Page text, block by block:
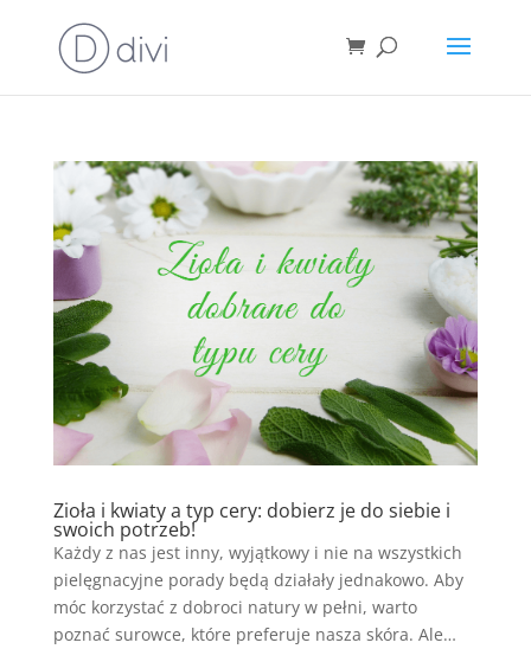
Zioła i kwiaty a typ cery: dobierz je do siebie i
swoich potrzeb!
Każdy z nas jest inny, wyjątkowy i nie na wszystkich
pielęgnacyjne porady będą działały jednakowo. Aby
móc korzystać z dobroci natury w pełni, warto
poznać surowce, które preferuje nasza skóra. Ale…